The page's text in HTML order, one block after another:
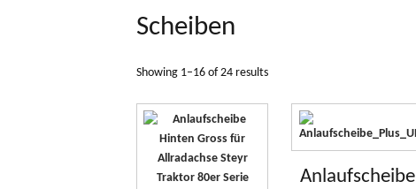
Scheiben
Showing 1–16 of 24 results
Anlaufscheibe